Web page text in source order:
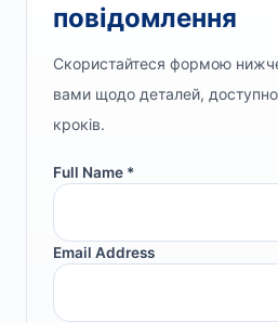
повідомлення
Скористайтеся формою
вами щодо деталей,
кроків.
Full Name *
Email Address